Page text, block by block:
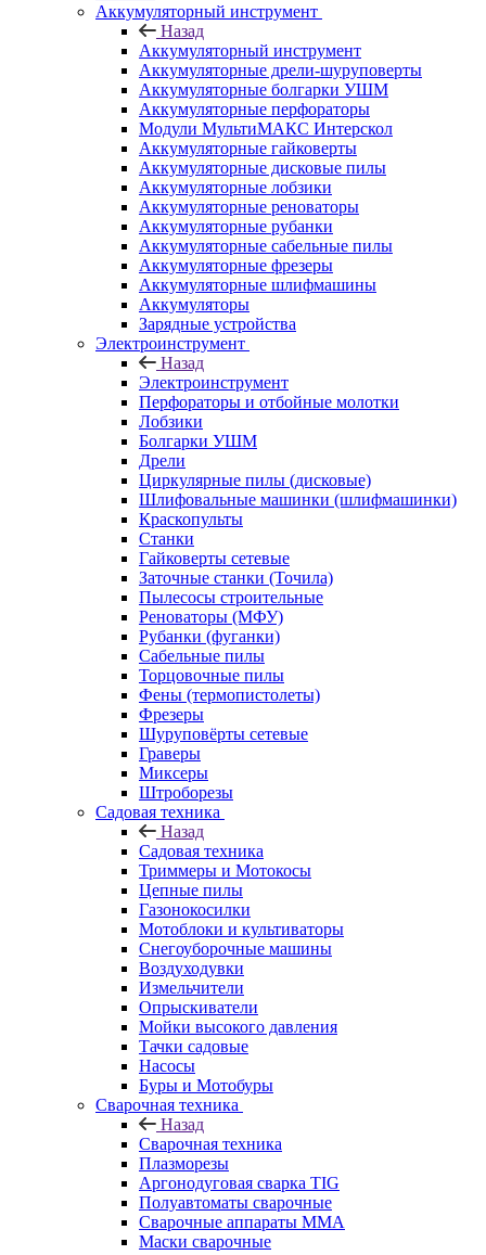
Аккумуляторный инструмент
Назад
Аккумуляторный инструмент
Аккумуляторные дрели-шуруповерты
Аккумуляторные болгарки УШМ
Аккумуляторные перфораторы
Модули МультиМАКС Интерскол
Аккумуляторные гайковерты
Аккумуляторные дисковые пилы
Аккумуляторные лобзики
Аккумуляторные реноваторы
Аккумуляторные рубанки
Аккумуляторные сабельные пилы
Аккумуляторные фрезеры
Аккумуляторные шлифмашины
Аккумуляторы
Зарядные устройства
Электроинструмент
Назад
Электроинструмент
Перфораторы и отбойные молотки
Лобзики
Болгарки УШМ
Дрели
Циркулярные пилы (дисковые)
Шлифовальные машинки (шлифмашинки)
Краскопульты
Станки
Гайковерты сетевые
Заточные станки (Точила)
Пылесосы строительные
Реноваторы (МФУ)
Рубанки (фуганки)
Сабельные пилы
Торцовочные пилы
Фены (термопистолеты)
Фрезеры
Шуруповёрты сетевые
Граверы
Миксеры
Штроборезы
Садовая техника
Назад
Садовая техника
Триммеры и Мотокосы
Цепные пилы
Газонокосилки
Мотоблоки и культиваторы
Снегоуборочные машины
Воздуходувки
Измельчители
Опрыскиватели
Мойки высокого давления
Тачки садовые
Насосы
Буры и Мотобуры
Сварочная техника
Назад
Сварочная техника
Плазморезы
Аргонодуговая сварка TIG
Полуавтоматы сварочные
Сварочные аппараты ММА
Маски сварочные